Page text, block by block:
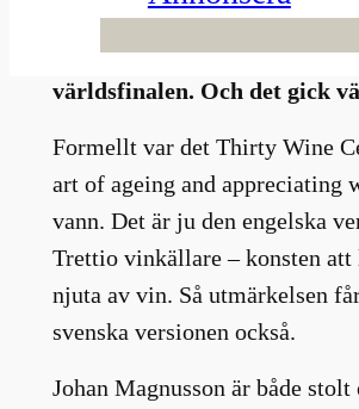
Efter att boken blivit bästa
Sverige var förhoppningarna
världsfinalen. Och det gick
Formellt var det Thirty Wine
art of ageing and appreciating
vann. Det är ju den engelska
Trettio vinkällare – konsten att
njuta av vin. Så utmärkelsen
svenska versionen också.
Johan Magnusson är både stolt